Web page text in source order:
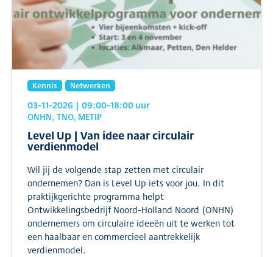
Kennis Netwerken
03-11-2026 | 09:00-18:00uur
ONHN, TNO, METIP
Level Up | Van idee naar circulair
verdienmodel
Wil jij de volgende stap zetten met circulair
ondernemen? Dan is Level Up iets voor jou. In dit
praktijkgerichte programma helpt
Ontwikkelingsbedrijf Noord-Holland Noord (ONHN)
ondernemers om circulaire ideeën uit te werken tot
een haalbaar en commercieel aantrekkelijk
verdienmodel.